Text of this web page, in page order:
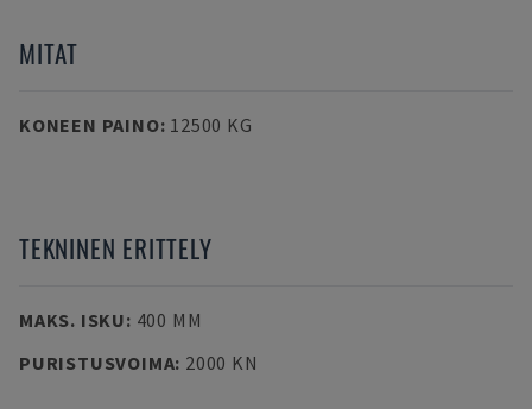
MITAT
KONEEN PAINO: 12500 KG
TEKNINEN ERITTELY
MAKS. ISKU: 400 MM
PURISTUSVOIMA: 2000 KN